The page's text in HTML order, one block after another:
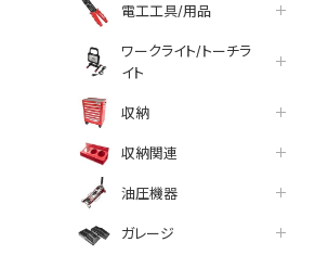
電工工具/用品
ワークライト/トーチラ
イト
収納
収納関連
油圧機器
ガレージ